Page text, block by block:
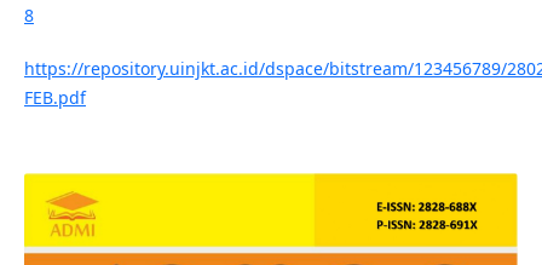
8
https://repository.uinjkt.ac.id/dspace/bitstream/123456789/
FEB.pdf